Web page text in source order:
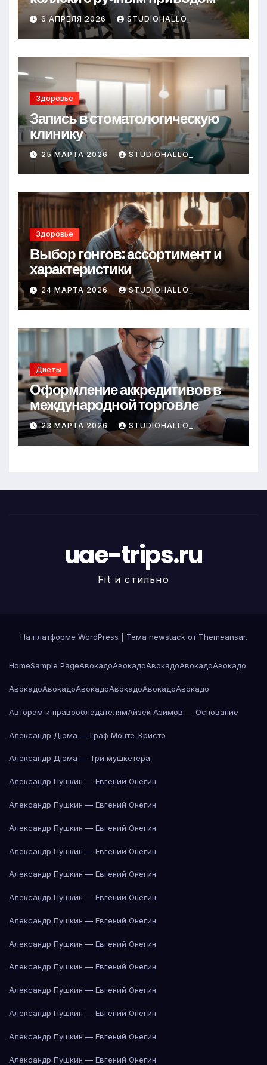
6 АПРЕЛЯ 2026 STUDIOHALLO_
Здоровье
Запись в стоматологическую
клинику
25 МАРТА 2026 STUDIOHALLO_
Здоровье
Выбор гонгов: ассортимент и
характеристики
24 МАРТА 2026 STUDIOHALLO_
Диеты
Оформление аккредитивов в
международной торговле
23 МАРТА 2026 STUDIOHALLO_
uae-trips.ru
Fit и стильно
На платформе WordPress Тема newstack от Themeansar.
HomeSample PageАвокадоАвокадоАвокадоАвокадоАвокадо
АвокадоАвокадоАвокадоАвокадоАвокадоАвокадо
Авторам и правообладателямАйзек Азимов — Основание
Александр Дюма — Граф Монте-Кристо
Александр Дюма — Три мушкетёра
Александр Пушкин — Евгений Онегин
Александр Пушкин — Евгений Онегин
Александр Пушкин — Евгений Онегин
Александр Пушкин — Евгений Онегин
Александр Пушкин — Евгений Онегин
Александр Пушкин — Евгений Онегин
Александр Пушкин — Евгений Онегин
Александр Пушкин — Евгений Онегин
Александр Пушкин — Евгений Онегин
Александр Пушкин — Евгений Онегин
Александр Пушкин — Евгений Онегин
Александр Пушкин — Евгений Онегин
Александр Пушкин — Евгений Онегин